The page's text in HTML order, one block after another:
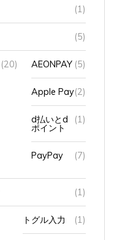
(5)
(20) AEONPAY(5)
Apple Pay(2)
d払いとd
ポイント
(1)
PayPay (7)
(1)
トグル入力 (1)
フリック入力(2)